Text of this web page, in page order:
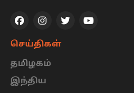
செய்திகள்
தமிழகம்
இந்திய